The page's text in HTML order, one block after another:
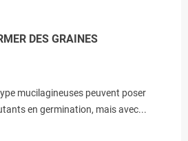
DES GRAINES
mucilagineuses peuvent poser
en germination, mais avec...